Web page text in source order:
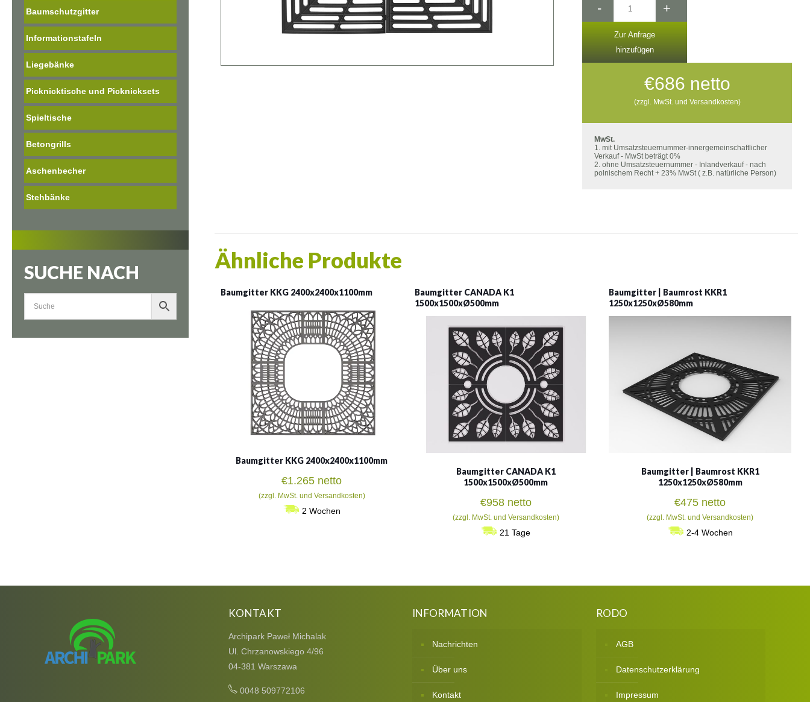
- +
Zur Anfrage
hinzufügen
€686 netto
(zzgl. MwSt. und Versandkosten)
MwSt.
1. mit Umsatzsteuernummer-innergemeinschaftlicher
Verkauf - MwSt beträgt 0%
2. ohne Umsatzsteuernummer - Inlandverkauf - nach
polnischem Recht + 23% MwSt ( z.B. natürliche Person)
Ähnliche Produkte
Baumgitter KKG 2400x2400x1100mm
Baumgitter KKG 2400x2400x1100mm
€1.265 netto
(zzgl. MwSt. und Versandkosten)
2 Wochen
Baumgitter CANADA K1
1500x1500xØ500mm
Baumgitter CANADA K1
1500x1500xØ500mm
€958 netto
(zzgl. MwSt. und Versandkosten)
21 Tage
Baumgitter | Baumrost KKR1
1250x1250xØ580mm
Baumgitter | Baumrost KKR1
1250x1250xØ580mm
€475 netto
(zzgl. MwSt. und Versandkosten)
2-4 Wochen
Baumschutzgitter
Informationstafeln
Liegebänke
Picknicktische und Picknicksets
Spieltische
Betongrills
Aschenbecher
Stehbänke
SUCHE NACH
KONTAKT
Archipark Paweł Michalak
Ul. Chrzanowskiego 4/96
04-381 Warszawa
0048 509772106
INFORMATION
Nachrichten
Über uns
Kontakt
RODO
AGB
Datenschutzerklärung
Impressum